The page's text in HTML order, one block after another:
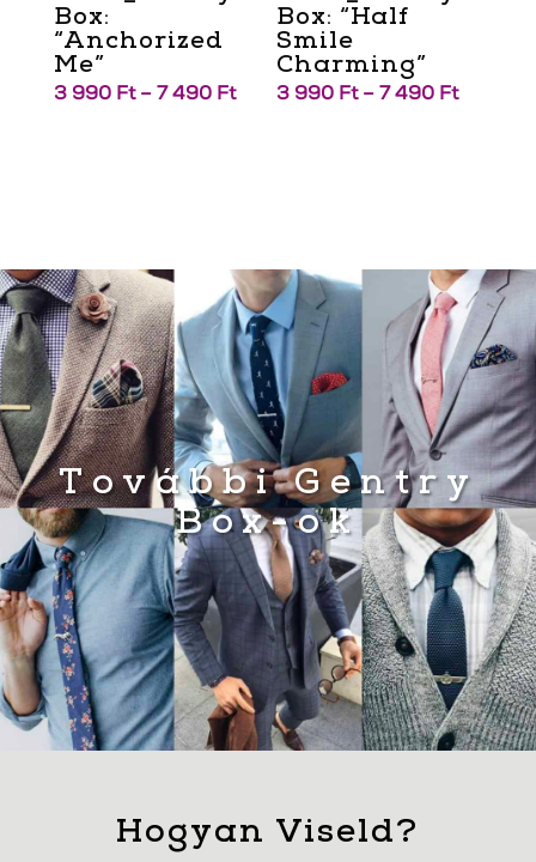
Box:
“Anchorized
Me”
3 990 Ft– 7 490 Ft
Box: “Half
Smile
Charming”
3 990 Ft– 7 490 Ft
További Gentry
Box-ok
Hogyan Viseld?